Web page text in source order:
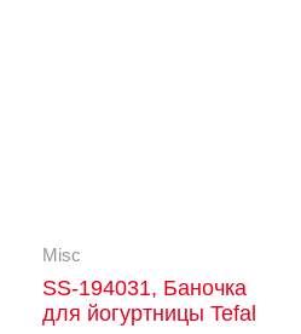
Misc
SS-194031, Баночка
для йогуртницы Tefal